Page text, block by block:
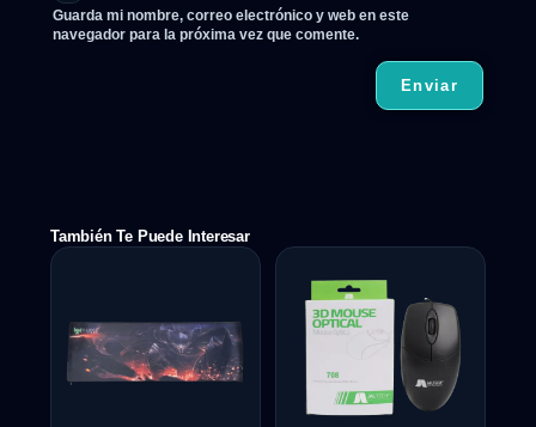
Guarda mi nombre, correo electrónico y web en este
navegador para la próxima vez que comente.
También Te Puede Interesar